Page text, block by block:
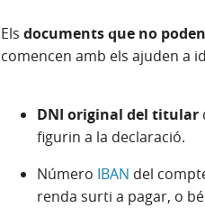
Els documents que no
comencen amb els ajuden a
DNI original del titular
figurin a la declaració.
Número IBAN del
renda surti a pagar, o